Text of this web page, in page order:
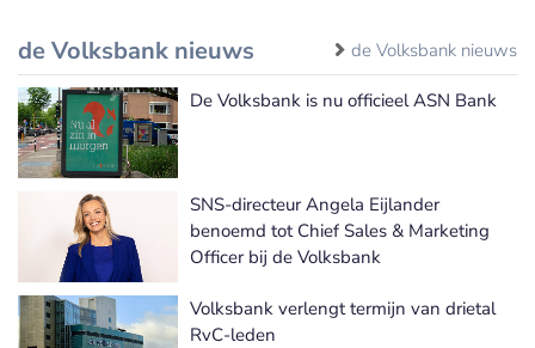
de Volksbank nieuws de Volksbank nieuws
De Volksbank is nu officieel ASN Bank
SNS-directeur Angela Eijlander
benoemd tot Chief Sales & Marketing
Officer bij de Volksbank
Volksbank verlengt termijn van drietal
RvC-leden